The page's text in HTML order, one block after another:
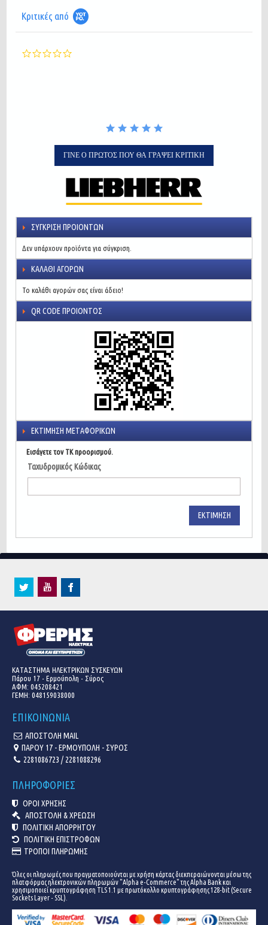
Κριτικές από
ΓΊΝΕ Ο ΠΡΏΤΟΣ ΠΟΥ ΘΑ ΓΡΆΨΕΙ ΚΡΙΤΙΚΉ
ΣΎΓΚΡΙΣΗ ΠΡΟΙΌΝΤΩΝ
Δεν υπάρχουν προϊόντα για σύγκριση.
ΚΑΛΆΘΙ ΑΓΟΡΏΝ
Το καλάθι αγορών σας είναι άδειο!
QR CODE ΠΡΟΙΌΝΤΟΣ
ΕΚΤΊΜΗΣΗ ΜΕΤΑΦΟΡΙΚΏΝ
Εισάγετε τον ΤΚ προορισμού.
Ταχυδρομικός Κώδικας
ΕΚΤΊΜΗΣΗ
ΚΑΤΑΣΤΗΜΑ ΗΛΕΚΤΡΙΚΩΝ ΣΥΣΚΕΥΩΝ
Πάρου 17 - Ερμούπολη - Σύρος
ΑΦΜ: 045208421
ΓΕΜΗ: 048159038000
ΕΠΙΚΟΙΝΩΝΙΑ
ΑΠΟΣΤΟΛΗ MAIL
ΠΑΡΟΥ 17 - ΕΡΜΟΥΠΟΛΗ - ΣΥΡΟΣ
2281086723 / 2281088296
ΠΛΗΡΟΦΟΡΙΕΣ
ΟΡΟΙ ΧΡΗΣΗΣ
ΑΠΟΣΤΟΛΗ & ΧΡΕΩΣΗ
ΠΟΛΙΤΙΚΗ ΑΠΟΡΡΗΤΟΥ
ΠΟΛΙΤΙΚΗ ΕΠΙΣΤΡΟΦΩΝ
ΤΡΟΠΟΙ ΠΛΗΡΩΜΗΣ
Όλες οι πληρωμές που πραγματοποιούνται με χρήση κάρτας διεκπεραιώνονται μέσω της
πλατφόρμας ηλεκτρονικών πληρωμών "Alpha e-Commerce" της Alpha Bank και
χρησιμοποιεί κρυπτογράφηση TLS 1.1 με πρωτόκολλο κρυπτογράφησης 128-bit (Secure
Sockets Layer - SSL).